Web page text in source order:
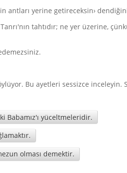
antları yerine getireceksin›
tahtıdır; ne yer üzerine,
Bu ayetleri sessizce
Babamız'ı yüceltmeleridir.
olması demektir.